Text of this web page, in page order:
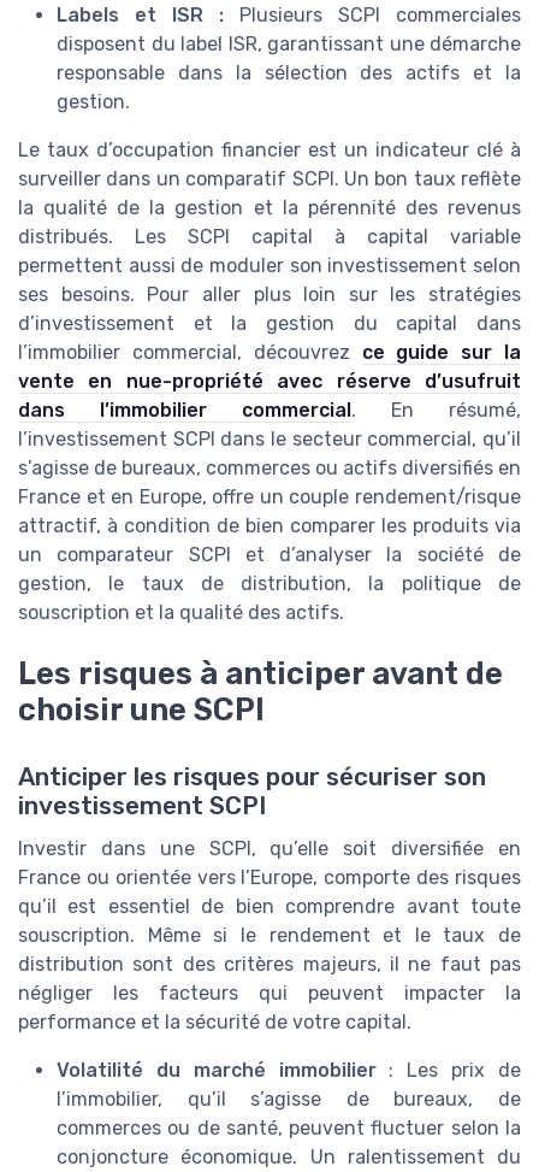
Labels et ISR : Plusieurs SCPI commerciales
disposent du label ISR, garantissant une démarche
responsable dans la sélection des actifs et la
gestion.
Le taux d’occupation financier est un indicateur clé à
surveiller dans un comparatif SCPI. Un bon taux reflète
la qualité de la gestion et la pérennité des revenus
distribués. Les SCPI capital à capital variable
permettent aussi de moduler son investissement selon
ses besoins. Pour aller plus loin sur les stratégies
d’investissement et la gestion du capital dans
l’immobilier commercial, découvrez ce guide sur la
vente en nue-propriété avec réserve d’usufruit
dans l’immobilier commercial . En résumé,
l’investissement SCPI dans le secteur commercial, qu’il
s’agisse de bureaux, commerces ou actifs diversifiés en
France et en Europe, offre un couple rendement/risque
attractif, à condition de bien comparer les produits via
un comparateur SCPI et d’analyser la société de
gestion, le taux de distribution, la politique de
souscription et la qualité des actifs.
Les risques à anticiper avant de
choisir une SCPI
Anticiper les risques pour sécuriser son
investissement SCPI
Investir dans une SCPI, qu’elle soit diversifiée en
France ou orientée vers l’Europe, comporte des risques
qu’il est essentiel de bien comprendre avant toute
souscription. Même si le rendement et le taux de
distribution sont des critères majeurs, il ne faut pas
négliger les facteurs qui peuvent impacter la
performance et la sécurité de votre capital.
Volatilité du marché immobilier: Les prix de
l’immobilier, qu’il s’agisse de bureaux, de
commerces ou de santé, peuvent fluctuer selon la
conjoncture économique. Un ralentissement du